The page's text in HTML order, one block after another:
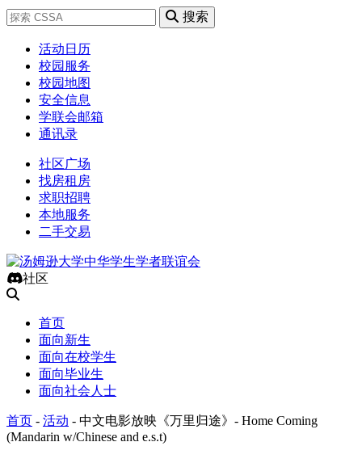
搜索
活动日历
校园服务
校园地图
安全信息
学联会邮箱
通讯录
社区广场
找房租房
求职招聘
本地服务
二手交易
社区
首页
面向新生
面向在校学生
面向毕业生
面向社会人士
首页 - 活动 - 中文电影放映《万里归途》- Home Coming
(Mandarin w/Chinese and e.s.t)